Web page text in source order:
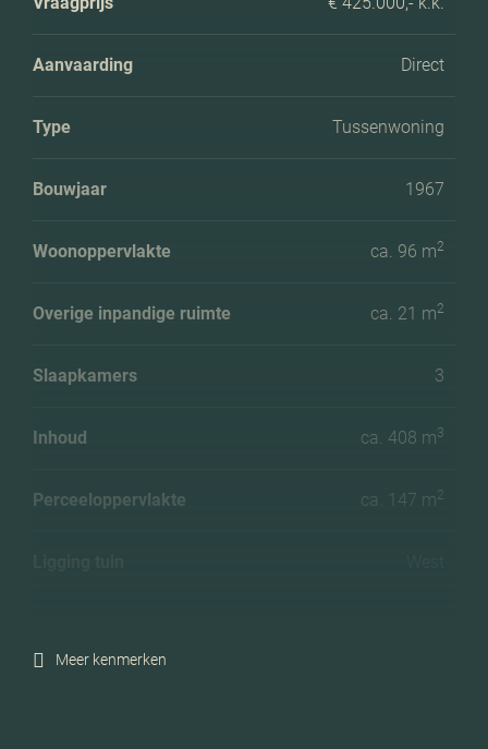
Aanvaarding Direct
Type Tussenwoning
Bouwjaar 1967
Woonoppervlakte ca. 96 m2
Overige inpandige ruimte ca. 21 m2
Slaapkamers 3
Inhoud ca. 408 m3
Perceeloppervlakte ca. 147 m2
Meer kenmerken